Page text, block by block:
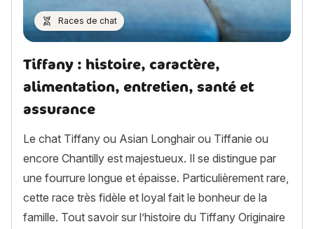
Races de chat
Tiffany : histoire, caractère,
alimentation, entretien, santé et
assurance
Le chat Tiffany ou Asian Longhair ou Tiffanie ou
encore Chantilly est majestueux. Il se distingue par
une fourrure longue et épaisse. Particulièrement rare,
cette race très fidèle et loyal fait le bonheur de la
famille. Tout savoir sur l’histoire du Tiffany Originaire